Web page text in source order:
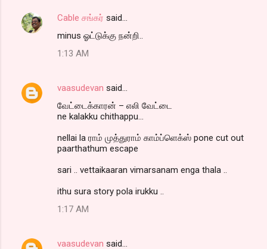
Cable சங்கர் said…
minus ஓட்டுக்கு நன்றி..
1:13 AM
vaasudevan said…
வேட்டைக்காரன் – எலி வேட்டை
ne kalakku chithappu...
nellai la ராம் முத்துராம் காம்ப்ளெக்ஸ் pone cut out
paarthathum escape
sari .. vettaikaaran vimarsanam enga thala ..
ithu sura story pola irukku ..
1:17 AM
vaasudevan said…